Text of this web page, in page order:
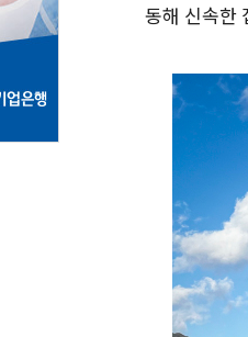
동해 신속한